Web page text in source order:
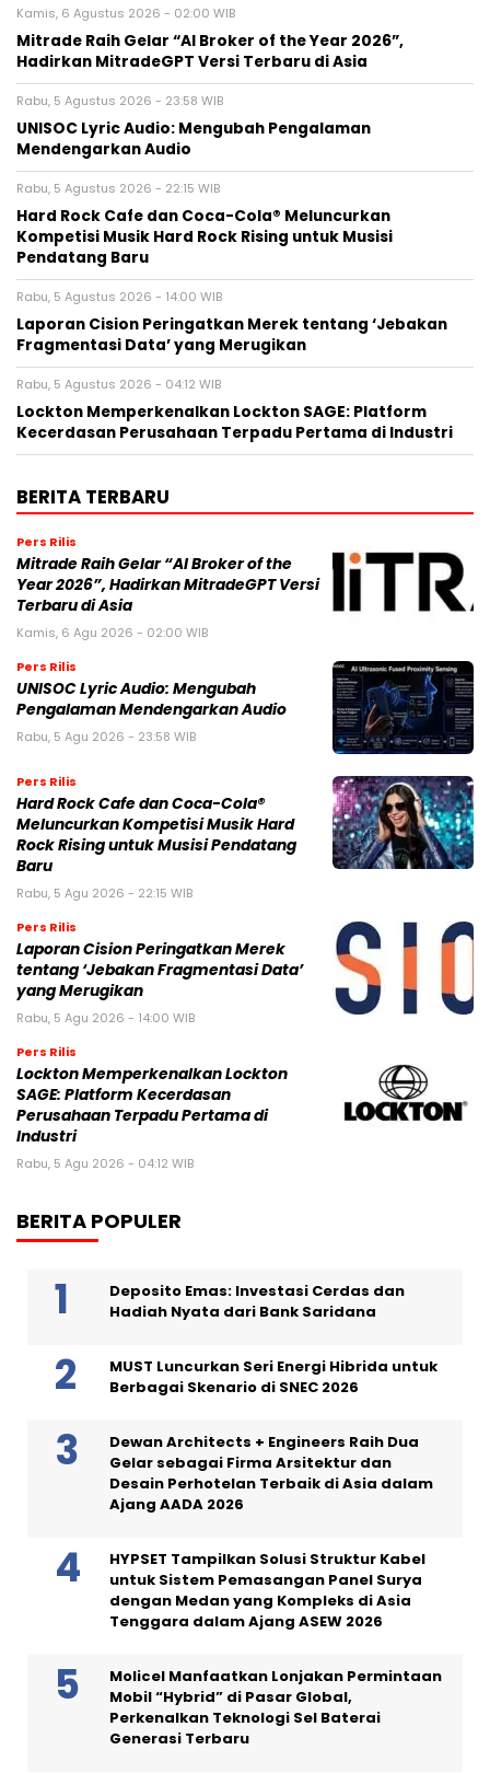
Kamis, 6 Agustus 2026 - 02:00 WIB
Mitrade Raih Gelar “AI Broker of the Year 2026”,
Hadirkan MitradeGPT Versi Terbaru di Asia
Rabu, 5 Agustus 2026 - 23:58 WIB
UNISOC Lyric Audio: Mengubah Pengalaman
Mendengarkan Audio
Rabu, 5 Agustus 2026 - 22:15 WIB
Hard Rock Cafe dan Coca-Cola® Meluncurkan
Kompetisi Musik Hard Rock Rising untuk Musisi
Pendatang Baru
Rabu, 5 Agustus 2026 - 14:00 WIB
Laporan Cision Peringatkan Merek tentang ‘Jebakan
Fragmentasi Data’ yang Merugikan
Rabu, 5 Agustus 2026 - 04:12 WIB
Lockton Memperkenalkan Lockton SAGE: Platform
Kecerdasan Perusahaan Terpadu Pertama di Industri
BERITA TERBARU
Pers Rilis
Mitrade Raih Gelar “AI Broker of the
Year 2026”, Hadirkan MitradeGPT Versi
Terbaru di Asia
Kamis, 6 Agu 2026 - 02:00 WIB
Pers Rilis
UNISOC Lyric Audio: Mengubah
Pengalaman Mendengarkan Audio
Rabu, 5 Agu 2026 - 23:58 WIB
Pers Rilis
Hard Rock Cafe dan Coca-Cola®
Meluncurkan Kompetisi Musik Hard
Rock Rising untuk Musisi Pendatang
Baru
Rabu, 5 Agu 2026 - 22:15 WIB
Pers Rilis
Laporan Cision Peringatkan Merek
tentang ‘Jebakan Fragmentasi Data’
yang Merugikan
Rabu, 5 Agu 2026 - 14:00 WIB
Pers Rilis
Lockton Memperkenalkan Lockton
SAGE: Platform Kecerdasan
Perusahaan Terpadu Pertama di
Industri
Rabu, 5 Agu 2026 - 04:12 WIB
BERITA POPULER
Deposito Emas: Investasi Cerdas dan
Hadiah Nyata dari Bank Saridana
MUST Luncurkan Seri Energi Hibrida untuk
Berbagai Skenario di SNEC 2026
Dewan Architects + Engineers Raih Dua
Gelar sebagai Firma Arsitektur dan
Desain Perhotelan Terbaik di Asia dalam
Ajang AADA 2026
HYPSET Tampilkan Solusi Struktur Kabel
untuk Sistem Pemasangan Panel Surya
dengan Medan yang Kompleks di Asia
Tenggara dalam Ajang ASEW 2026
Molicel Manfaatkan Lonjakan Permintaan
Mobil “Hybrid” di Pasar Global,
Perkenalkan Teknologi Sel Baterai
Generasi Terbaru